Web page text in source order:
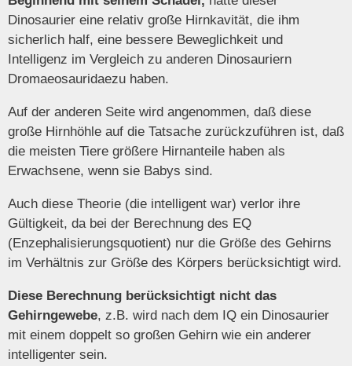
Dinosaurier eine relativ große Hirnkavität, die ihm
sicherlich half, eine bessere Beweglichkeit und
Intelligenz im Vergleich zu anderen Dinosauriern
Dromaeosauridaezu haben.
Auf der anderen Seite wird angenommen, daß diese
große Hirnhöhle auf die Tatsache zurückzuführen ist, daß
die meisten Tiere größere Hirnanteile haben als
Erwachsene, wenn sie Babys sind.
Auch diese Theorie (die intelligent war) verlor ihre
Gültigkeit, da bei der Berechnung des EQ
(Enzephalisierungsquotient) nur die Größe des Gehirns
im Verhältnis zur Größe des Körpers berücksichtigt wird.
Diese Berechnung berücksichtigt nicht das
Gehirngewebe, z.B. wird nach dem IQ ein Dinosaurier
mit einem doppelt so großen Gehirn wie ein anderer
intelligenter sein.